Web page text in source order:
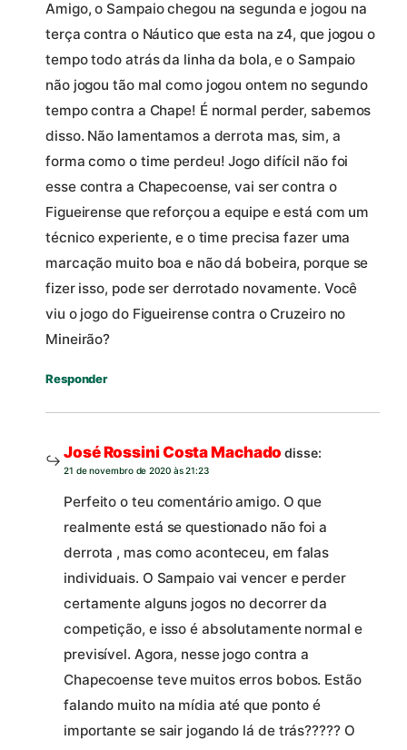
Amigo, o Sampaio chegou na segunda e jogou na
terça contra o Náutico que esta na z4, que jogou o
tempo todo atrás da linha da bola, e o Sampaio
não jogou tão mal como jogou ontem no segundo
tempo contra a Chape! É normal perder, sabemos
disso. Não lamentamos a derrota mas, sim, a
forma como o time perdeu! Jogo difícil não foi
esse contra a Chapecoense, vai ser contra o
Figueirense que reforçou a equipe e está com um
técnico experiente, e o time precisa fazer uma
marcação muito boa e não dá bobeira, porque se
fizer isso, pode ser derrotado novamente. Você
viu o jogo do Figueirense contra o Cruzeiro no
Mineirão?
Responder
José Rossini Costa Machado disse:
21 de novembro de 2020 às 21:23
Perfeito o teu comentário amigo. O que
realmente está se questionado não foi a
derrota , mas como aconteceu, em falas
individuais. O Sampaio vai vencer e perder
certamente alguns jogos no decorrer da
competição, e isso é absolutamente normal e
previsível. Agora, nesse jogo contra a
Chapecoense teve muitos erros bobos. Estão
falando muito na mídia até que ponto é
importante se sair jogando lá de trás????? O